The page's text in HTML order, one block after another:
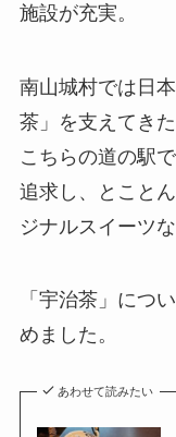
施設が充実。
南山城村では日
茶」を支えてき
こちらの道の駅
追求し、とこと
ジナルスイーツな
「宇治茶」につ
めました。
あわせて読みたい